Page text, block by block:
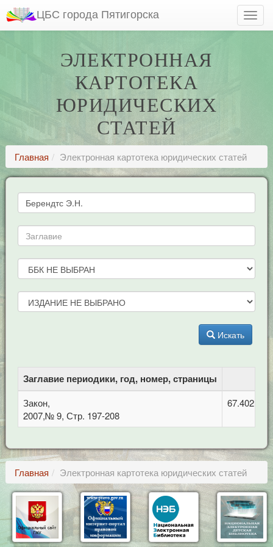
ЦБС города Пятигорска
ЭЛЕКТРОННАЯ
КАРТОТЕКА
ЮРИДИЧЕСКИХ
СТАТЕЙ
Главная Электронная картотека юридических статей
Искать
Заглавие периодики, год, номер, страницы
Закон,
2007,№ 9, Стр. 197-208
67.402
Главная Электронная картотека юридических статей